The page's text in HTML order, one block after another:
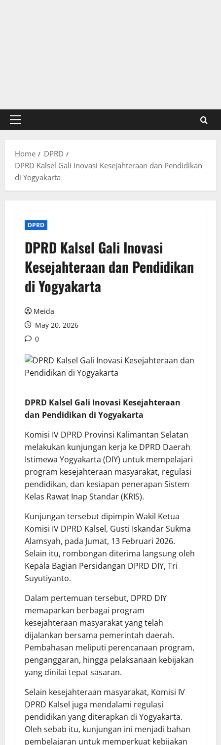
Primary
Home
DPRD
DPRD Kalsel Gali Inovasi Kesejahteraan dan Pendidikan
di Yogyakarta
DPRD
DPRD Kalsel Gali Inovasi
Kesejahteraan dan Pendidikan
di Yogyakarta
Meida
May 20, 2026
0
DPRD Kalsel Gali Inovasi Kesejahteraan
dan Pendidikan di Yogyakarta
Komisi IV DPRD Provinsi Kalimantan Selatan
melakukan kunjungan kerja ke DPRD Daerah
Istimewa Yogyakarta (DIY) untuk mempelajari
program kesejahteraan masyarakat, regulasi
pendidikan, dan kesiapan penerapan Sistem
Kelas Rawat Inap Standar (KRIS).
Kunjungan tersebut dipimpin Wakil Ketua
Komisi IV DPRD Kalsel, Gusti Iskandar Sukma
Alamsyah, pada Jumat, 13 Februari 2026.
Selain itu, rombongan diterima langsung oleh
Kepala Bagian Persidangan DPRD DIY, Tri
Suyutiyanto.
Dalam pertemuan tersebut, DPRD DIY
memaparkan berbagai program
kesejahteraan masyarakat yang telah
dijalankan bersama pemerintah daerah.
Pembahasan meliputi perencanaan program,
penganggaran, hingga pelaksanaan kebijakan
yang dinilai tepat sasaran.
Selain kesejahteraan masyarakat, Komisi IV
DPRD Kalsel juga mendalami regulasi
pendidikan yang diterapkan di Yogyakarta.
Oleh sebab itu, kunjungan ini menjadi bahan
pembelajaran untuk memperkuat kebijakan